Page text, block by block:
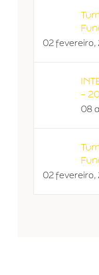
02 fevereiro,
–
08
02 fevereiro,